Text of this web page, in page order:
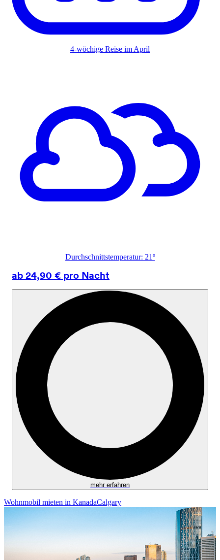
4-wöchige Reise im April
Durchschnittstemperatur: 21º
ab 24,90 € pro Nacht
mehr erfahren
Wohnmobil mieten in KanadaCalgary